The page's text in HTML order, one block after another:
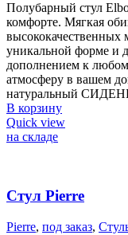
Полубарный стул
комфорте. Мягкая
высококачественных
уникальной форме и
дополнением к
атмосферу в вашем
натуральный
В корзину
Quick view
на складе
Стул Pierre
Pierre, под заказ,